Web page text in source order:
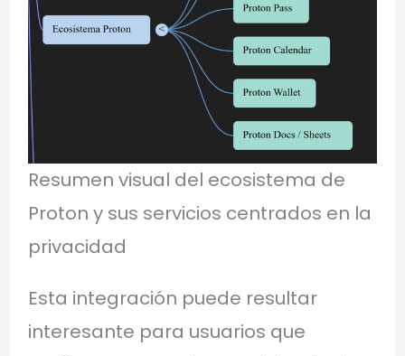
Resumen visual del ecosistema de
Proton y sus servicios centrados en la
privacidad
Esta integración puede resultar
interesante para usuarios que